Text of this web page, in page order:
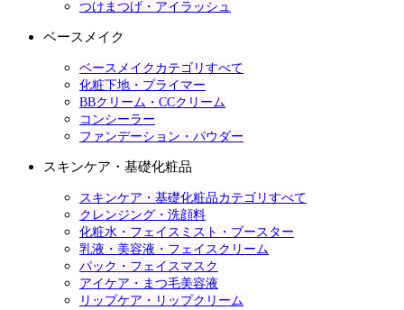
つけまつげ・アイラッシュ
ベースメイク
ベースメイクカテゴリすべて
化粧下地・プライマー
BBクリーム・CCクリーム
コンシーラー
ファンデーション・パウダー
スキンケア・基礎化粧品
スキンケア・基礎化粧品カテゴリすべて
クレンジング・洗顔料
化粧水・フェイスミスト・ブースター
乳液・美容液・フェイスクリーム
パック・フェイスマスク
アイケア・まつ毛美容液
リップケア・リップクリーム